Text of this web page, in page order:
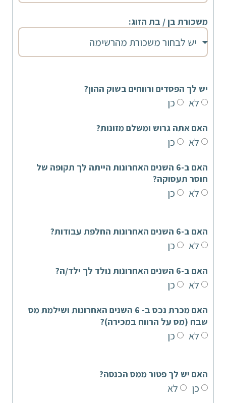
משכורת בן / בת הזוג:
יש לך הפסדים ורווחים בשוק ההון?
לא כן
האם אתה גרוש ומשלם מזונות?
לא כן
האם ב-6 השנים האחרונות הייתה לך תקופה של
חוסר תעסוקה?
לא כן
האם ב-6 השנים האחרונות החלפת עבודות?
לא כן
האם ב-6 השנים האחרונות נולד לך ילד/ה?
לא כן
האם מכרת נכס ב- 6 השנים האחרונות ושילמת מס
שבח (מס על הרווח במכירה)?
לא כן
האם יש לך פטור ממס הכנסה?
כן לא